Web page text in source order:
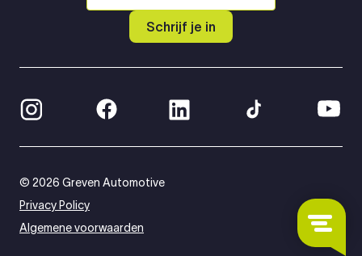
Schrijf je in
© 2026 Greven Automotive
Privacy Policy
Algemene voorwaarden